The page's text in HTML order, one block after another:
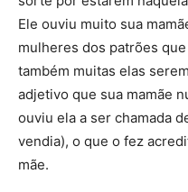
Ele ouviu muito sua
mulheres dos patrões
também muitas elas
adjetivo que sua mamãe
ouviu ela a ser chamada
vendia), o que o fez
mãe.